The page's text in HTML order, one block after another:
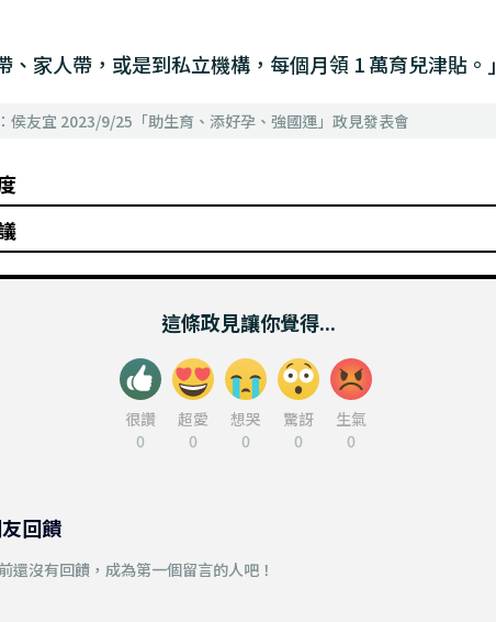
、家人帶，或是到私立機構，每個月領 1 萬育兒津貼。」
侯友宜 2023/9/25「助生育、添好孕、強國運」政見發表會
這條政見讓你覺得...
很讚
0
超愛
0
想哭
0
驚訝
0
生氣
0
回饋
還沒有回饋，成為第一個留言的人吧！